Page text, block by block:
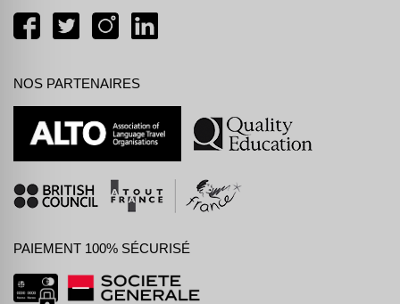
NOS PARTENAIRES
PAIEMENT 100% SÉCURISÉ